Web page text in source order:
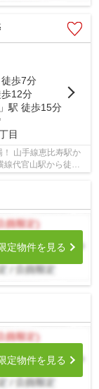
徒歩7分
歩12分
」駅 徒歩15分
目
山手線恵比寿駅か
線代官山駅から徒歩
定物件を見る
定物件を見る